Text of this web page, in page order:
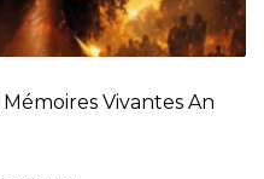
Vivantes An